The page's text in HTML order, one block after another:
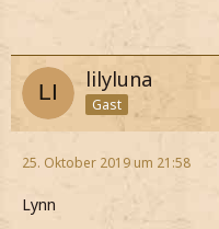
lilyluna
Gast
25. Oktober 2019 um 21:58
Lynn